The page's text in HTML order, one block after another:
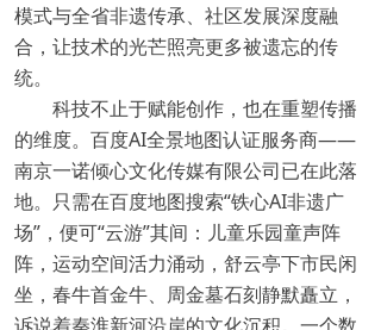
模式与全省非遗传承、社区发展深度融
合，让技术的光芒照亮更多被遗忘的传
统。
科技不止于赋能创作，也在重塑传播
的维度。百度AI全景地图认证服务商——
南京一诺倾心文化传媒有限公司已在此落
地。只需在百度地图搜索“铁心AI非遗广
场”，便可“云游”其间：儿童乐园童声阵
阵，运动空间活力涌动，舒云亭下市民闲
坐，春牛首金牛、周金墓石刻静默矗立，